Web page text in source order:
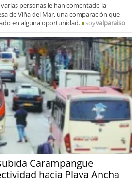
personas le han comentado la
de Viña del Mar, una comparación que
en alguna oportunidad.
soyvalparaiso
Carampangue
hacia Playa Ancha